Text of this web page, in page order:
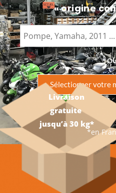
« origine
Sélectionner votre
Livraison
gratuite
jusqu’à 30 kg*
*en